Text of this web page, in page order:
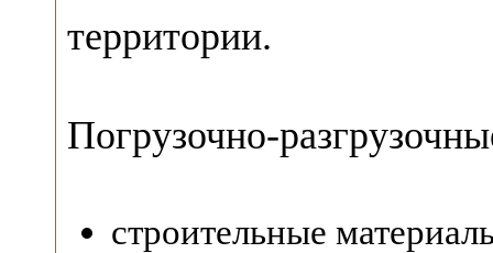
территории.
Погрузочно-
строительные